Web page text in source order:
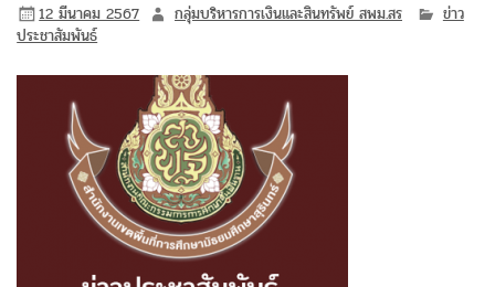
12 มีนาคม 2567 กลุ่มบริหารการเงินและสินทรัพย์ สพม.สร
ข่าว
ประชาสัมพันธ์